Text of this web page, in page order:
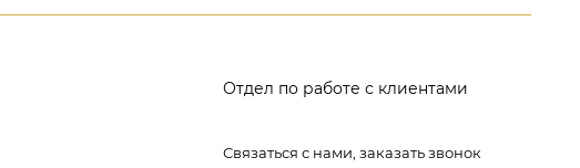
Отдел по работе с клиентами
Связаться с нами, заказать звонок